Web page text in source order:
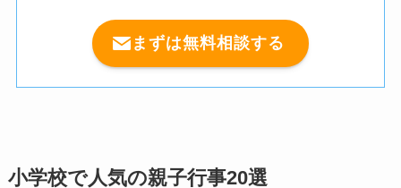
まずは無料相談する
小学校で人気の親子行事20選